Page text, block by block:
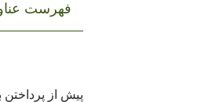
فهرست
پیش از